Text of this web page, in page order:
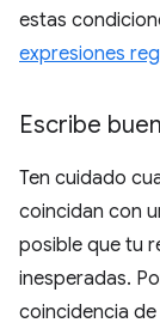
estas
expresiones
Escribe
Ten cuidado
coincidan con
posible que tu
inesperadas.
coincidencia